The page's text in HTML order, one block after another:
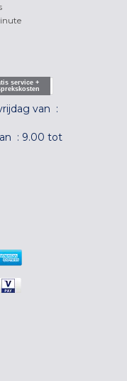
service +
van :
: 9.00 tot